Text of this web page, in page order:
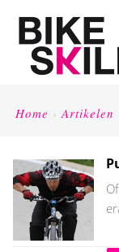
Home ›Artikelen